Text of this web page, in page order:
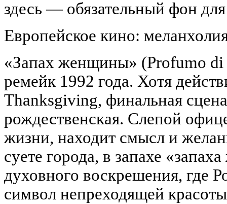
здесь — обязательный фон
Европейское кино:
«Запах женщины» (Profumo
ремейк 1992 года. Хотя
Thanksgiving, финальная
рождественская. Слепой
жизни, находит смысл и
суете города, в запахе
духовного воскрешения, где
символ непреходящей